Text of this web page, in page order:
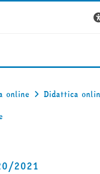
online
Didattica
2021